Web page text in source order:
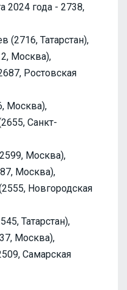
2024 года - 2738,
(2716, Татарстан),
Москва),
Ростовская
Москва),
Санкт-
Москва),
Москва),
Новгородская
Татарстан),
Москва),
Самарская